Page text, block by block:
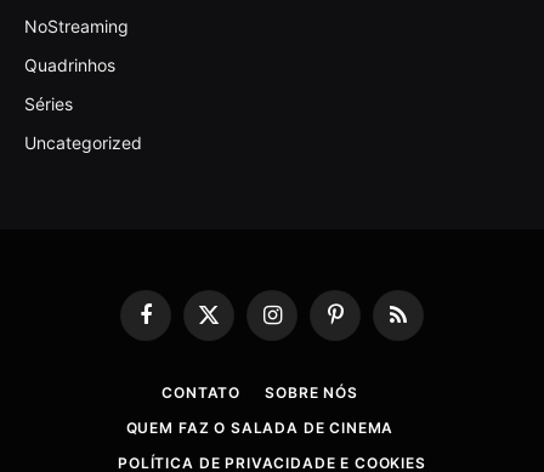
NoStreaming
Quadrinhos
Séries
Uncategorized
Facebook
X
InstagramPinterestRSS
CONTATO
SOBRE NÓS
QUEM FAZ O SALADA DE CINEMA
POLÍTICA DE PRIVACIDADE E COOKIES